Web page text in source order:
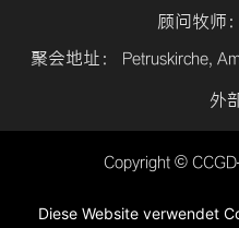
顾问牧师
聚会地址： Petruskirche,
外
Copyright ©
Diese Website verwendet